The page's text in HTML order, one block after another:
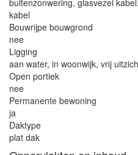
kabel
Bouwrijpe bouwgrond
nee
Ligging
aan water, in woonwijk, vrij
Open portiek
nee
Permanente bewoning
ja
Daktype
plat dak